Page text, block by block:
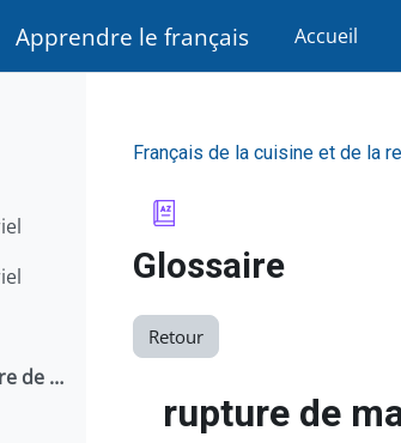
Apprendre le français Accueil
Matériel pour apprendre de façon autonome
Français de la cuisine et de la
Glossaire
Retour
rupture de